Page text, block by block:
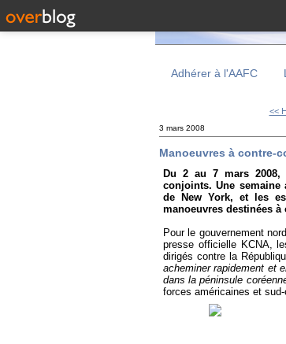
Adhérer à l'AAFC
<<
3 mars 2008
Manoeuvres à contre-
Du 2 au 7 mars 2008,
conjoints. Une semaine
de New York, et les
manoeuvres destinées
Pour le gouvernement
presse officielle KCNA,
dirigés contre la
acheminer rapidement et
dans la péninsule
forces américaines et